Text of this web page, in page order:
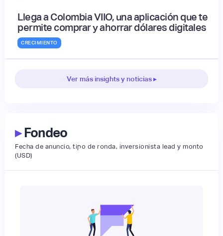
Llega a Colombia VIIO, una aplicación que te
permite comprar y ahorrar dólares digitales
CRECIMIENTO
Ver más insights y noticias ▸
▸Fondeo
Fecha de anuncio, tipo de ronda, inversionista lead y monto
(USD)